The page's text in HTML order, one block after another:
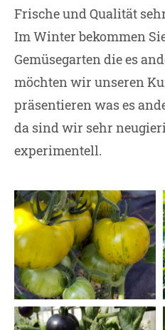
Frische und Qualität
Im Winter bekommen
Gemüsegarten die es
möchten wir unseren
präsentieren was es
da sind wir sehr
experimentell.